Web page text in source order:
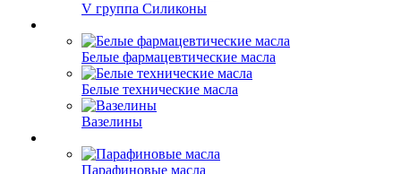
V группа Силиконы
Белые фармацевтические масла
Белые технические масла
Вазелины
Парафиновые масла